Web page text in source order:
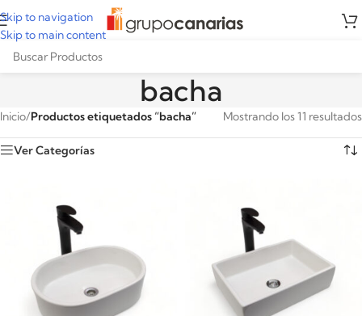
Skip to navigation
Skip to main content
bacha
Inicio/Productos etiquetados “bacha” Mostrando los 11 resultados
Ver Categorías